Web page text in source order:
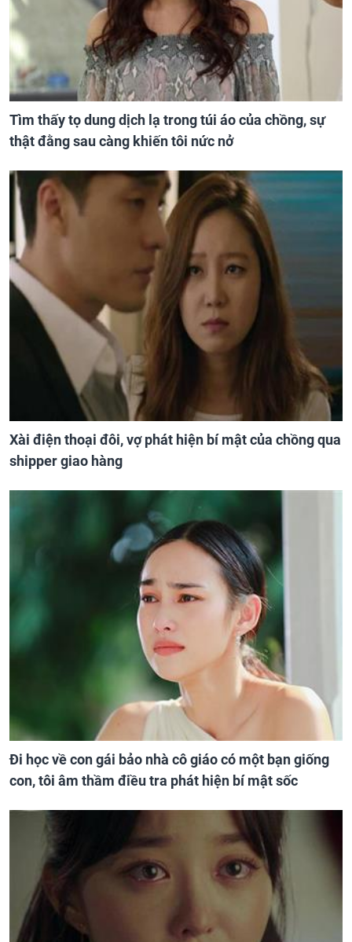
Tìm thấy tọ dung dịch lạ trong túi áo của chồng, sự
thật đằng sau càng khiến tôi nức nở
Xài điện thoại đôi, vợ phát hiện bí mật của chồng qua
shipper giao hàng
Đi học về con gái bảo nhà cô giáo có một bạn giống
con, tôi âm thầm điều tra phát hiện bí mật sốc